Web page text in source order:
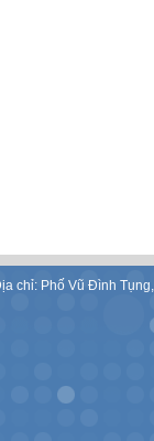
chỉ: Phố Vũ Đình